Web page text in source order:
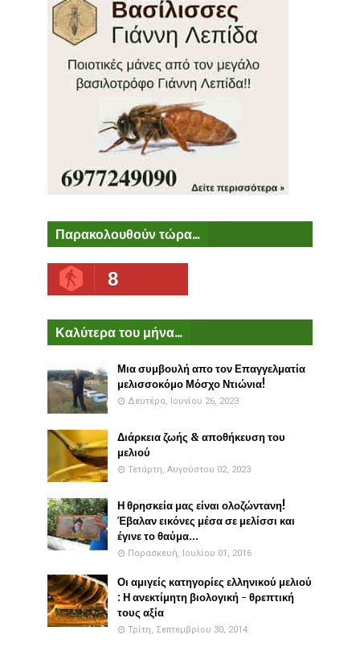
Παρακολουθούν τώρα...
8
Καλύτερα του μήνα...
Μια συμβουλή απο τον Επαγγελματία
μελισσοκόμο Μόσχο Ντιώνια!
Δευτέρα, Ιουνίου 26, 2023
Διάρκεια ζωής & αποθήκευση του
μελιού
Τετάρτη, Αυγούστου 02, 2023
Η θρησκεία μας είναι ολοζώντανη!
Έβαλαν εικόνες μέσα σε μελίσσι και
έγινε το θαύμα...
Παρασκευή, Ιουλίου 01, 2016
Οι αμιγείς κατηγορίες ελληνικού μελιού
: Η ανεκτίμητη βιολογική - θρεπτική
τους αξία
Τρίτη, Σεπτεμβρίου 30, 2014